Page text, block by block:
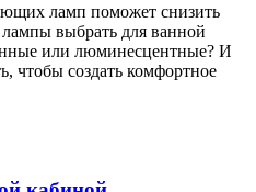
ламп поможет снизить
выбрать для ванной
или люминесцентные? И
чтобы создать комфортное